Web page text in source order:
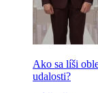
Ako sa líši
udalosti?